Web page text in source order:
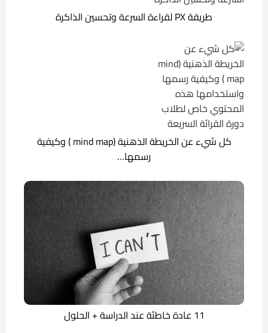
طريقة PX لقراءة السرعة وتحسين الذاكرة
كل شيء عن الخريطة الذهنية (mind map ) وكيفية
رسمها…
11 عادة خاطئة عند الدراسة + الحلول